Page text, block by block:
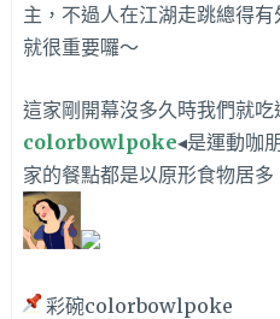
主，不過人在江湖走跳總得
就很重要囉～
這家剛開幕沒多久時我們就吃
colorbowlpoke◂是運動咖
家的餐點都是以原形食物居
彩碗colorbowlpoke